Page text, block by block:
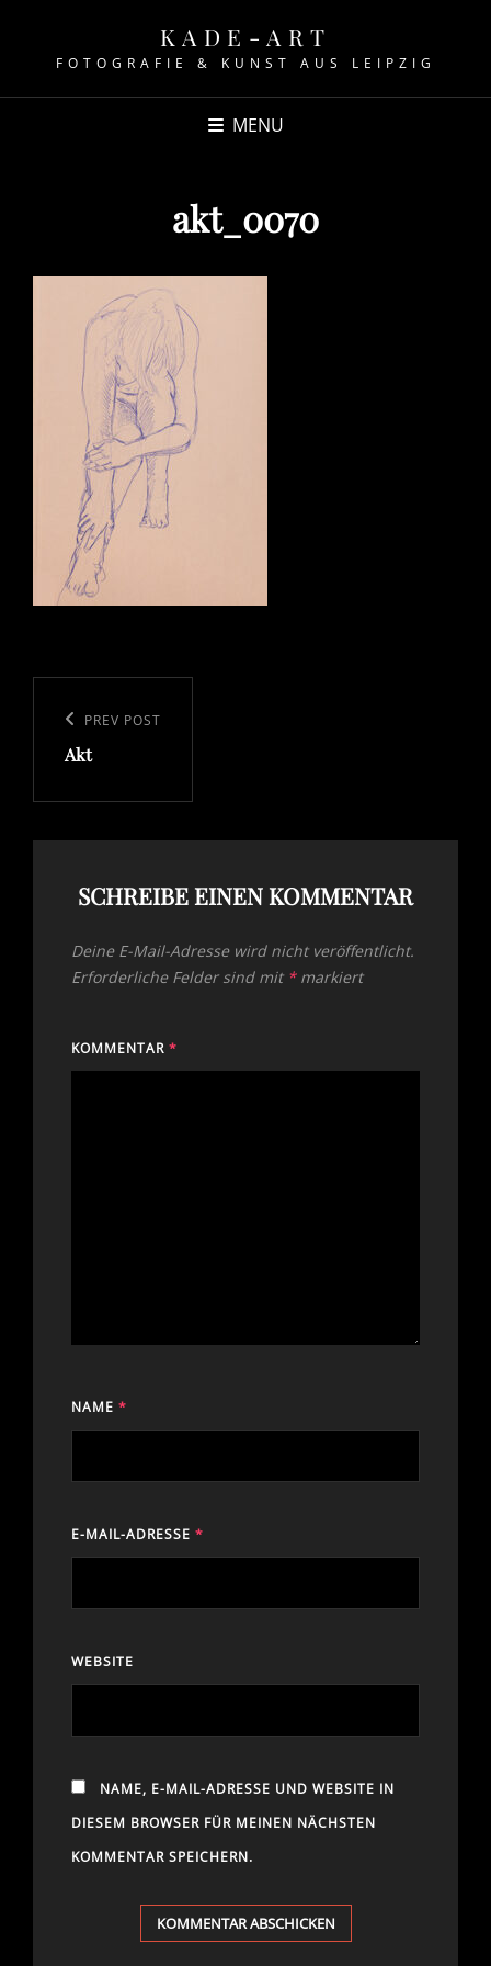
KADE-ART
FOTOGRAFIE & KUNST AUS LEIPZIG
MENU
akt_0070
Previous
Post
PREV POST
Akt
SCHREIBE EINEN KOMMENTAR
Deine E-Mail-Adresse wird nicht veröffentlicht.
Erforderliche Felder sind mit *markiert
KOMMENTAR *
NAME *
E-MAIL-ADRESSE *
WEBSITE
NAME, E-MAIL-ADRESSE UND WEBSITE IN
DIESEM BROWSER FÜR MEINEN NÄCHSTEN
KOMMENTAR SPEICHERN.